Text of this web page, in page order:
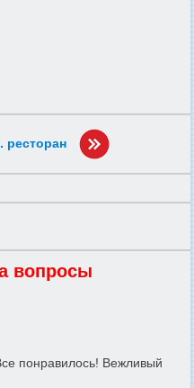
ресторан
вопросы
понравилось! Вежливый